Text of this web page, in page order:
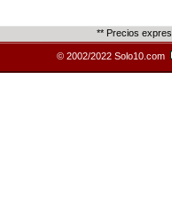
** Precios
© 2002/2022 Solo10.com